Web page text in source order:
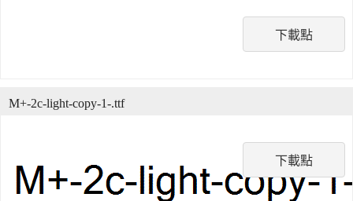
下載點
下載點
M+-2c-light-copy-1-.ttf